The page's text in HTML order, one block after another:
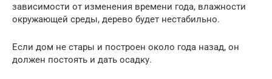
зависимости от изменения времени года, влажности
окружающей среды, дерево будет нестабильно.
Если дом не стары и построен около года назад, он
должен постоять и дать осадку.